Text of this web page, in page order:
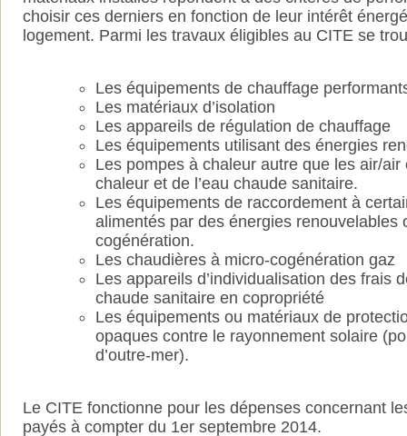
choisir ces derniers en fonction de leur intérêt
logement. Parmi les travaux éligibles au CITE se
Les équipements de chauffage
Les matériaux d’isolation
Les appareils de régulation de chauffage
Les équipements utilisant des énergies
Les pompes à chaleur autre que les air/
chaleur et de l’eau chaude sanitaire.
Les équipements de raccordement à
alimentés par des énergies renouvelables
cogénération.
Les chaudières à micro-cogénération gaz
Les appareils d’individualisation des frais
chaude sanitaire en copropriété
Les équipements ou matériaux de
opaques contre le rayonnement solaire
d’outre-mer).
Le CITE fonctionne pour les dépenses concernant
payés à compter du 1er septembre 2014.